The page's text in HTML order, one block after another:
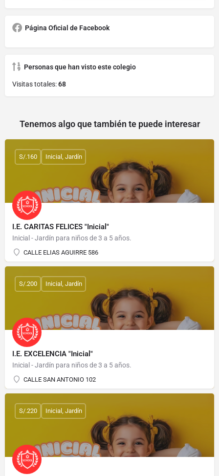
Página Oficial de Facebook
Personas que han visto este colegio
Visitas totales:68
Tenemos algo que también te puede interesar
I.E. CARITAS FELICES "Inicial"
Inicial - Jardín para niños de 3 a 5 años.
CALLE ELIAS AGUIRRE 586
S/.160 Inicial, Jardín
I.E. EXCELENCIA "Inicial"
Inicial - Jardín para niños de 3 a 5 años.
CALLE SAN ANTONIO 102
S/.200 Inicial, Jardín
S/.220 Inicial, Jardín